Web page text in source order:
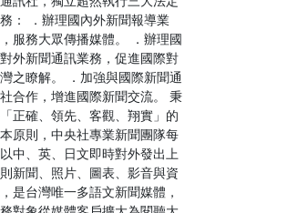
： ．辦理國內外新聞報導業
服務大眾傳播媒體。 ．辦理國
外新聞通訊業務，促進國際對
之瞭解。 ．加強與國際新聞通
合作，增進國際新聞交流。 秉
正確、領先、客觀、翔實」的
原則，中央社專業新聞團隊每
中、英、日文即時對外發出上
新聞、照片、圖表、影音與資
是台灣唯一多語文新聞媒體，